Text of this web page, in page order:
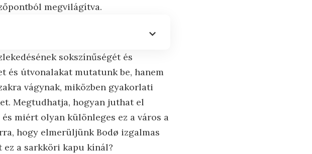
megvilágítva.
sokszínűségét és
és útvonalakat mutatunk be, hanem
vágynak, miközben gyakorlati
Megtudhatja, hogyan juthat el
miért olyan különleges ez a város a
hogy elmerüljünk Bodø izgalmas
ez a sarkköri kapu kínál?